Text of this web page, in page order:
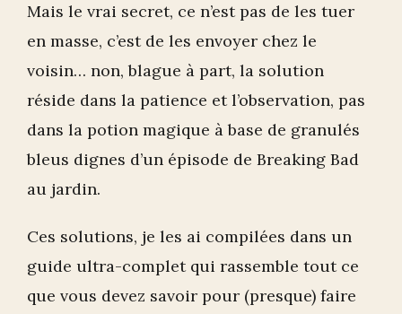
Mais le vrai secret, ce n’est pas de les tuer
en masse, c’est de les envoyer chez le
voisin… non, blague à part, la solution
réside dans la patience et l’observation, pas
dans la potion magique à base de granulés
bleus dignes d’un épisode de Breaking Bad
au jardin.
Ces solutions, je les ai compilées dans un
guide ultra-complet qui rassemble tout ce
que vous devez savoir pour (presque) faire